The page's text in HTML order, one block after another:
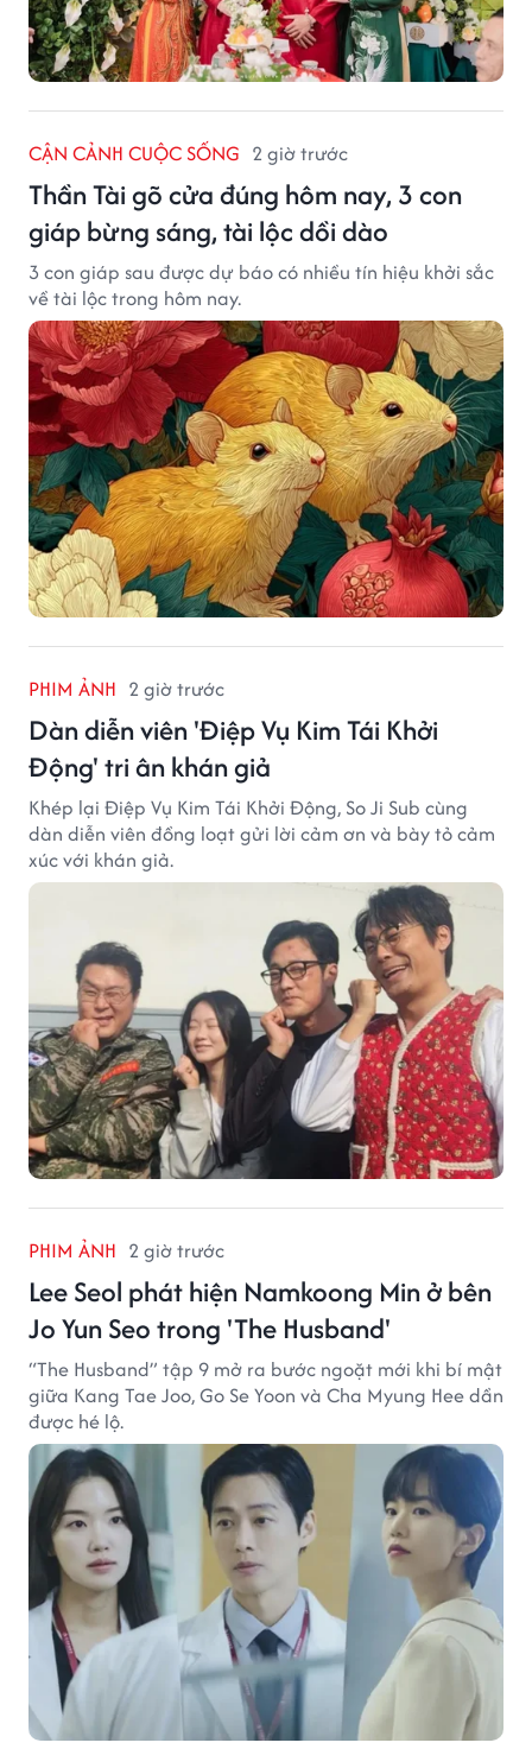
CẬN CẢNH CUỘC SỐNG 2 giờ trước
Thần Tài gõ cửa đúng hôm nay, 3 con
giáp bừng sáng, tài lộc dồi dào
3 con giáp sau được dự báo có nhiều tín hiệu khởi sắc
về tài lộc trong hôm nay.
PHIM ẢNH 2 giờ trước
Dàn diễn viên 'Điệp Vụ Kim Tái Khởi
Động' tri ân khán giả
Khép lại Điệp Vụ Kim Tái Khởi Động, So Ji Sub cùng
dàn diễn viên đồng loạt gửi lời cảm ơn và bày tỏ cảm
xúc với khán giả.
PHIM ẢNH 2 giờ trước
Lee Seol phát hiện Namkoong Min ở bên
Jo Yun Seo trong 'The Husband'
“The Husband” tập 9 mở ra bước ngoặt mới khi bí mật
giữa Kang Tae Joo, Go Se Yoon và Cha Myung Hee dần
được hé lộ.